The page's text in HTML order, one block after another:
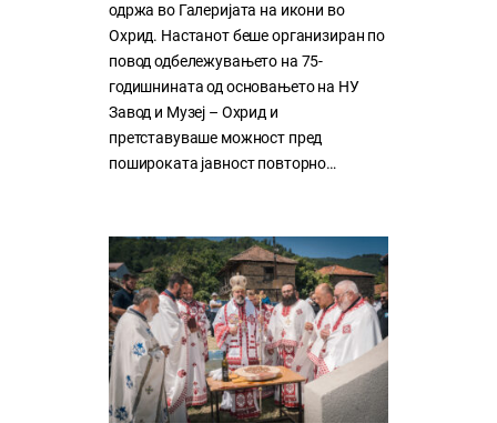
одржа во Галеријата на икони во
Охрид. Настанот беше организиран по
повод одбележувањето на 75-
годишнината од основањето на НУ
Завод и Музеј – Охрид и
претставуваше можност пред
пошироката јавност повторно…